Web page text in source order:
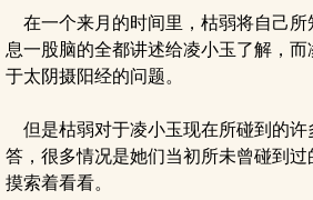
在一个来月的时间里，枯弱将自己所
息一股脑的全都讲述给凌小玉了解，
于太阴摄阳经的问题。
但是枯弱对于凌小玉现在所碰到的许
答，很多情况是她们当初所未曾碰到
摸索着看看。